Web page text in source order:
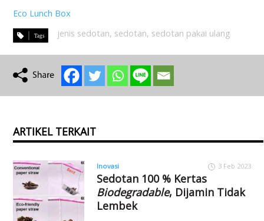
Eco Lunch Box
jenis sedotan, sedotan, sedotan pakai ulang
ARTIKEL TERKAIT
Inovasi 3 Feb 2023
Sedotan 100 % Kertas
Biodegradable, Dijamin Tidak
Lembek